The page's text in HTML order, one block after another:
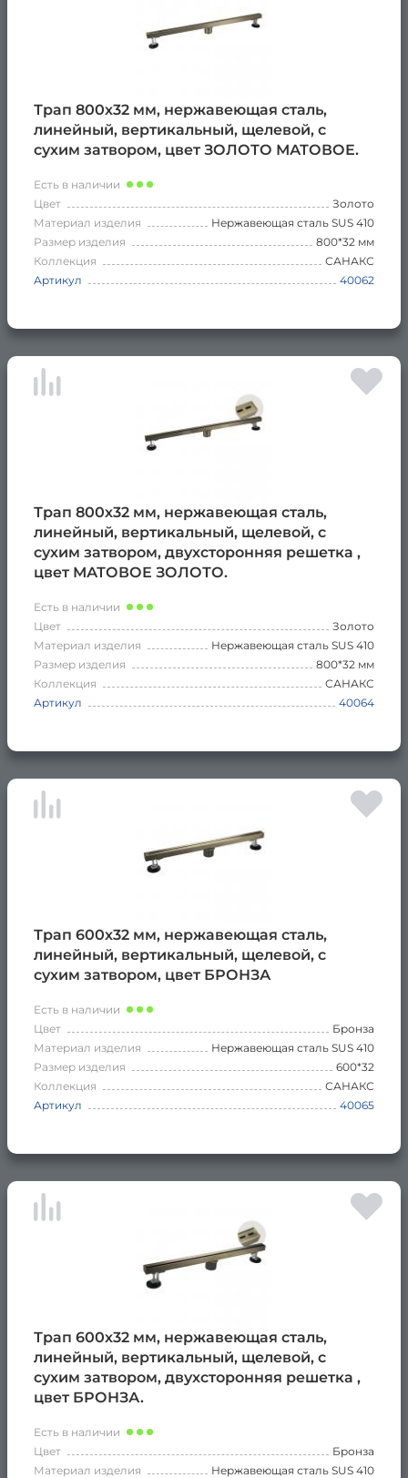
Трап 800х32 мм, нержавеющая сталь,
линейный, вертикальный, щелевой, с
сухим затвором, цвет ЗОЛОТО МАТОВОЕ.
Есть в наличии
Цвет
Золото
Материал изделия
Нержавеющая сталь SUS 410
Размер изделия
800*32 мм
Коллекция
САНАКС
Артикул
40062
Трап 800х32 мм, нержавеющая сталь,
линейный, вертикальный, щелевой, с
сухим затвором, двухсторонняя решетка ,
цвет МАТОВОЕ ЗОЛОТО.
Есть в наличии
Цвет
Золото
Материал изделия
Нержавеющая сталь SUS 410
Размер изделия
800*32 мм
Коллекция
САНАКС
Артикул
40064
Трап 600х32 мм, нержавеющая сталь,
линейный, вертикальный, щелевой, с
сухим затвором, цвет БРОНЗА
Есть в наличии
Цвет
Бронза
Материал изделия
Нержавеющая сталь SUS 410
Размер изделия
600*32
Коллекция
САНАКС
Артикул
40065
Трап 600х32 мм, нержавеющая сталь,
линейный, вертикальный, щелевой, с
сухим затвором, двухсторонняя решетка ,
цвет БРОНЗА.
Есть в наличии
Цвет
Бронза
Материал изделия
Нержавеющая сталь SUS 410